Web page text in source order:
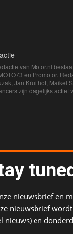
van Motor.nl
en Promotor.
Jan Kruithof, Maikel
zijn dagelijks actief
tuned
nieuwsbrief en
nieuwsbrief
nieuws) en